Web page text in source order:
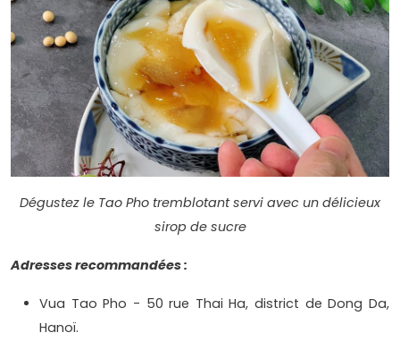
Dégustez le Tao Pho tremblotant servi avec un délicieux
sirop de sucre
Adresses recommandées :
Vua Tao Pho - 50 rue Thai Ha, district de Dong Da,
Hanoï.